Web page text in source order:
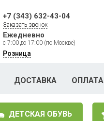
+7 (343) 632-43-04
Заказать звонок
Ежедневно
с 7:00 до 17:00 (по Москве)
Розница
ДОСТАВКА ОПЛАТА
ДЕТСКАЯ ОБУВЬ